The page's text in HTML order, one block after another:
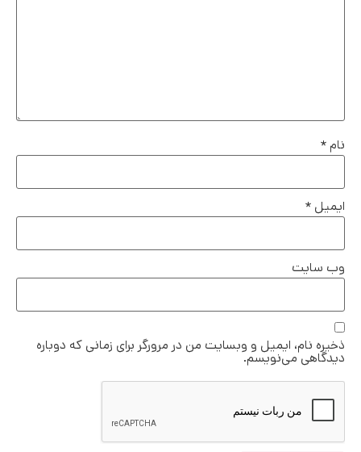
نام *
ایمیل *
وب‌ سایت
ذخیره نام، ایمیل و وبسایت من در مرورگر برای زمانی که دوباره
دیدگاهی می‌نویسم.